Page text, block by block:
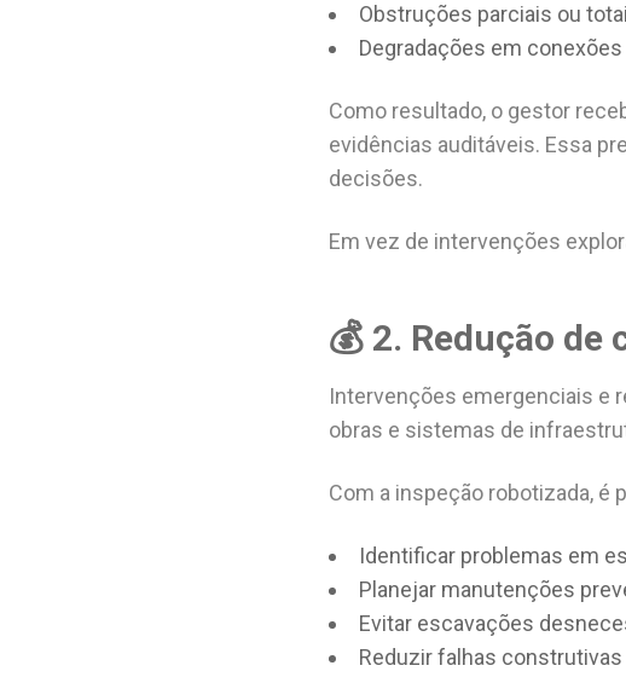
Obstruções parciais ou
Degradações em
Como resultado, o gestor
evidências auditáveis. Essa
decisões.
Em vez de intervenções
💰 2. Redução
Intervenções emergenciais e
obras e sistemas de
Com a inspeção robotizada, é
Identificar problemas em
Planejar manutenções
Evitar escavações
Reduzir falhas construtivas